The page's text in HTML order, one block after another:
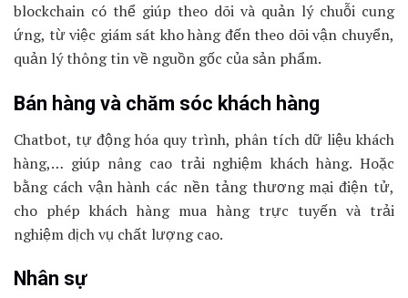
blockchain có thể giúp theo dõi và quản lý chuỗi cung
ứng, từ việc giám sát kho hàng đến theo dõi vận chuyển,
quản lý thông tin về nguồn gốc của sản phẩm.
Bán hàng và chăm sóc khách hàng
Chatbot, tự động hóa quy trình, phân tích dữ liệu khách
hàng,… giúp nâng cao trải nghiệm khách hàng. Hoặc
bằng cách vận hành các nền tảng thương mại điện tử,
cho phép khách hàng mua hàng trực tuyến và trải
nghiệm dịch vụ chất lượng cao.
Nhân sự